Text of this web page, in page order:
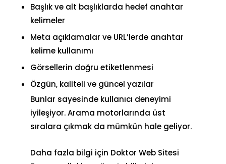
Başlık ve alt başlıklarda hedef anahtar
kelimeler
Meta açıklamalar ve URL’lerde anahtar
kelime kullanımı
Görsellerin doğru etiketlenmesi
Özgün, kaliteli ve güncel yazılar
Bunlar sayesinde kullanıcı deneyimi
iyileşiyor. Arama motorlarında üst
sıralara çıkmak da mümkün hale geliyor.
Daha fazla bilgi için Doktor Web Sitesi